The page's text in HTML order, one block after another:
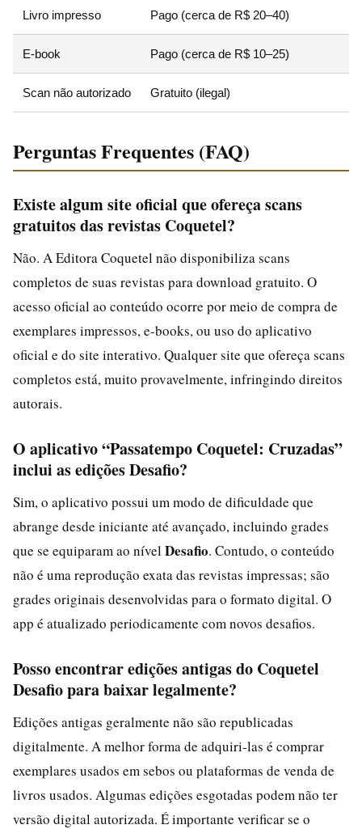
Livro impresso Pago (cerca de R$ 20–40)
E-book Pago (cerca de R$ 10–25)
Scan não autorizado Gratuito (ilegal)
Perguntas Frequentes (FAQ)
Existe algum site oficial que ofereça scans
gratuitos das revistas Coquetel?
Não. A Editora Coquetel não disponibiliza scans
completos de suas revistas para download gratuito. O
acesso oficial ao conteúdo ocorre por meio de compra de
exemplares impressos, e-books, ou uso do aplicativo
oficial e do site interativo. Qualquer site que ofereça scans
completos está, muito provavelmente, infringindo direitos
autorais.
O aplicativo “Passatempo Coquetel: Cruzadas”
inclui as edições Desafio?
Sim, o aplicativo possui um modo de dificuldade que
abrange desde iniciante até avançado, incluindo grades
que se equiparam ao nível Desafio. Contudo, o conteúdo
não é uma reprodução exata das revistas impressas; são
grades originais desenvolvidas para o formato digital. O
app é atualizado periodicamente com novos desafios.
Posso encontrar edições antigas do Coquetel
Desafio para baixar legalmente?
Edições antigas geralmente não são republicadas
digitalmente. A melhor forma de adquiri-las é comprar
exemplares usados em sebos ou plataformas de venda de
livros usados. Algumas edições esgotadas podem não ter
versão digital autorizada. É importante verificar se o